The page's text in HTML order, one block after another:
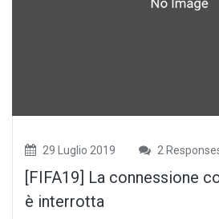
29 Luglio 2019 2
[FIFA19] La connessione
è interrotta